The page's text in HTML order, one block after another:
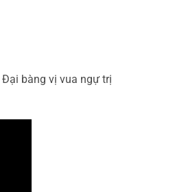
bàng vị vua ngự trị